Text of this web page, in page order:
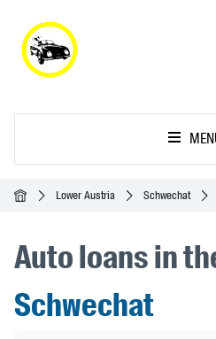
HomepageLower Austria Schwechat
Auto loans in
Schwechat